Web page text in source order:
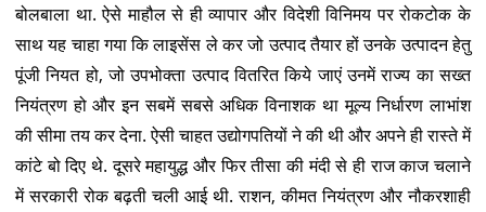
बोलबाला था. ऐसे माहौल से ही व्यापार और विदेशी विनिमय पर रोकटोक के
साथ यह चाहा गया कि लाइसेंस ले कर जो उत्पाद तैयार हों उनके उत्पादन हेतु
पूंजी नियत हो, जो उपभोक्ता उत्पाद वितरित किये जाएं उनमें राज्य का सख्त
नियंत्रण हो और इन सबमें सबसे अधिक विनाशक था मूल्य निर्धारण लाभांश
की सीमा तय कर देना. ऐसी चाहत उद्योगपतियों ने की थी और अपने ही रास्ते में
कांटे बो दिए थे. दूसरे महायुद्ध और फिर तीसा की मंदी से ही राज काज चलाने
में सरकारी रोक बढ़ती चली आई थी. राशन, कीमत नियंत्रण और नौकरशाही